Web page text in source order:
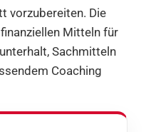
vorzubereiten. Die
Mitteln für
Sachmitteln
Coaching